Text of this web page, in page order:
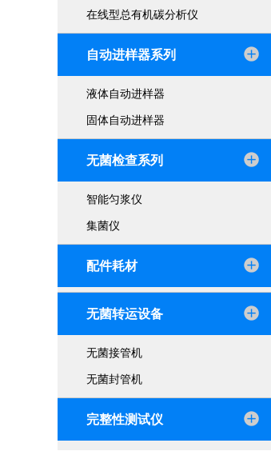
在线型总有机碳分析仪
自动进样器系列
液体自动进样器
固体自动进样器
无菌检查系列
智能匀浆仪
集菌仪
配件耗材
无菌转运设备
无菌接管机
无菌封管机
完整性测试仪